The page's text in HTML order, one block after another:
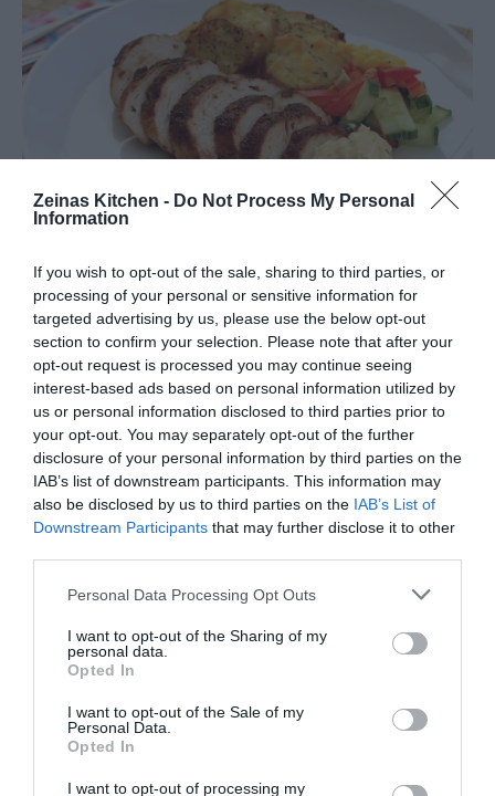
Zeinas Kitchen - Do Not Process My Personal
Information
If you wish to opt-out of the sale, sharing to third parties, or
processing of your personal or sensitive information for
targeted advertising by us, please use the below opt-out
section to confirm your selection. Please note that after your
opt-out request is processed you may continue seeing
interest-based ads based on personal information utilized by
us or personal information disclosed to third parties prior to
your opt-out. You may separately opt-out of the further
disclosure of your personal information by third parties on the
IAB’s list of downstream participants. This information may
also be disclosed by us to third parties on the IAB’s List of
Downstream Participants that may further disclose it to other
Personal Data Processing Opt Outs
I want to opt-out of the Sharing of my
personal data.
Opted In
I want to opt-out of the Sale of my
Personal Data.
Opted In
I want to opt-out of processing my
Fredag- Festlig middag
Äntligen fredag och dags för en kalasmiddag som gör alla
kring middagsbordet lite extra glada. Idag tycker jag att ni
ska unna er hamburgare. Här hittar dukycklingburgare
med gurkmajonnäseller vanligahamburgare med
coleslaw.Att köpa färdiga burgare och steka upp dem är
inte fel det heller, funkar fint det med. Till dig som vill äta
nyttigt, skippa brödet och ös på med mycket grönt
Vegetariskt alternativ-Har du testat halloumiburgare?
Så gott! Skär en bit halloumiost 2-3 delar, krydda dem
med svartpeppar, paprikapulver, peppar och lite
servera genast med hamburgaretillbehör.